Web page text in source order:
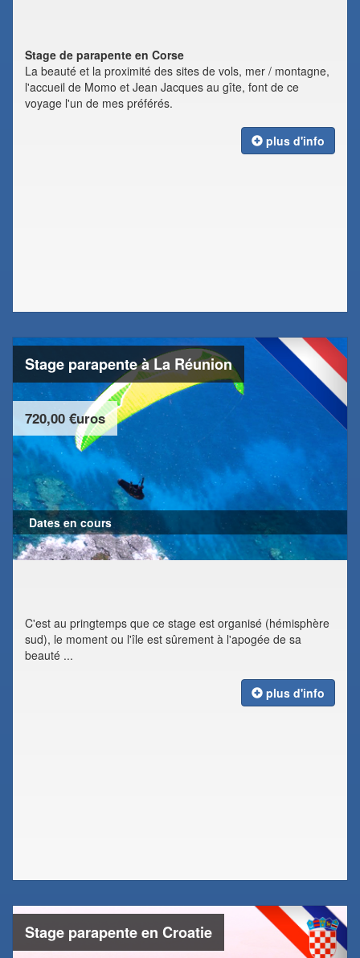
Stage de parapente en Corse
La beauté et la proximité des sites de vols, mer / montagne,
l'accueil de Momo et Jean Jacques au gîte, font de ce
voyage l'un de mes préférés.
plus d'info
Stage parapente à La Réunion
720,00 €uros
Dates en cours
C'est au pringtemps que ce stage est organisé (hémisphère
sud), le moment ou l'île est sûrement à l'apogée de sa
beauté ...
plus d'info
Stage parapente en Croatie